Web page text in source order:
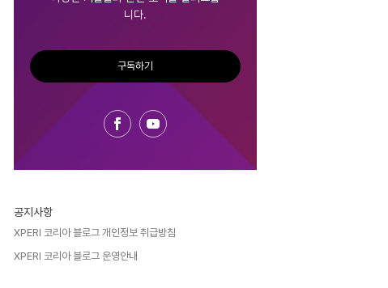
니다.
구독하기
공지사항
XPERI 코리아 블로그 개인정보 취급방침
XPERI 코리아 블로그 운영안내